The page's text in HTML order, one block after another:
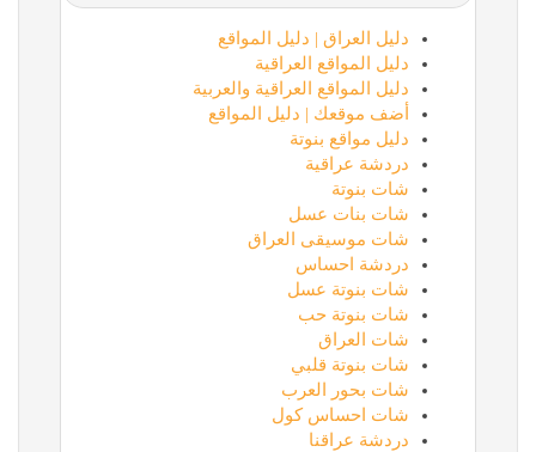
دليل العراق | دليل المواقع
دليل المواقع العراقية
دليل المواقع العراقية والعربية
أضف موقعك | دليل المواقع
دليل مواقع بنوتة
دردشة عراقية
شات بنوتة
شات بنات عسل
شات موسيقى العراق
دردشة احساس
شات بنوتة عسل
شات بنوتة حب
شات العراق
شات بنوتة قلبي
شات بحور العرب
شات احساس كول
دردشة عراقنا